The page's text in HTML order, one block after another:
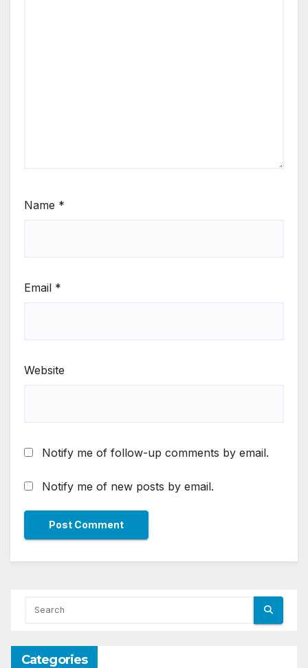
Name *
Email *
Website
Notify me of follow-up comments by email.
Notify me of new posts by email.
Categories